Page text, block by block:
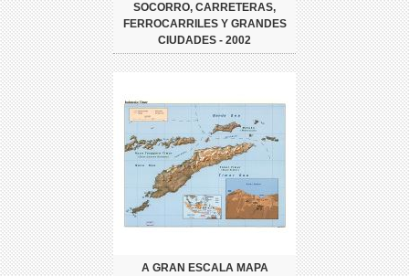
SOCORRO, CARRETERAS,
FERROCARRILES Y GRANDES
CIUDADES - 2002
A GRAN ESCALA MAPA